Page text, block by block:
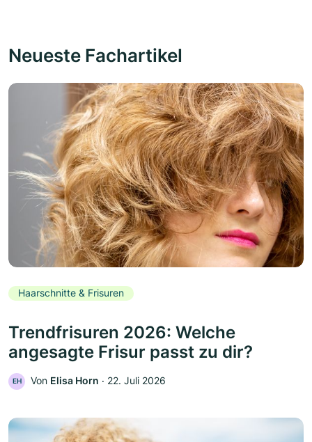
Neueste Fachartikel
Haarschnitte & Frisuren
Trendfrisuren 2026: Welche
angesagte Frisur passt zu dir?
EH Von Elisa Horn ‧ 22. Juli 2026